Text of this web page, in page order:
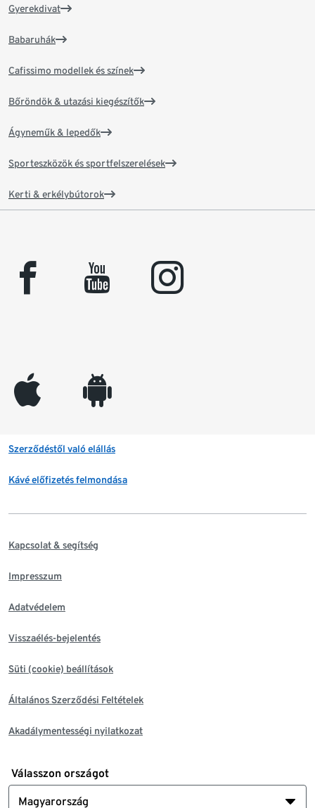
Gyerekdivat
Babaruhák
Cafissimo modellek és színek
Bőröndök & utazási kiegészítők
Ágyneműk & lepedők
Sporteszközök és sportfelszerelések
Kerti & erkélybútorok
facebook youtube instagram
appleinc android
Szerződéstől való elállás
Kávé előfizetés felmondása
Kapcsolat & segítség
Impresszum
Adatvédelem
Visszaélés-bejelentés
Süti (cookie) beállítások
Általános Szerződési Feltételek
Akadálymentességi nyilatkozat
Válasszon országot
Magyarország